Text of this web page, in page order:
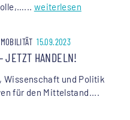
weiterlesen
15.09.2023
JETZT HANDELN!
Wissenschaft und Politik
für den Mittelstand....